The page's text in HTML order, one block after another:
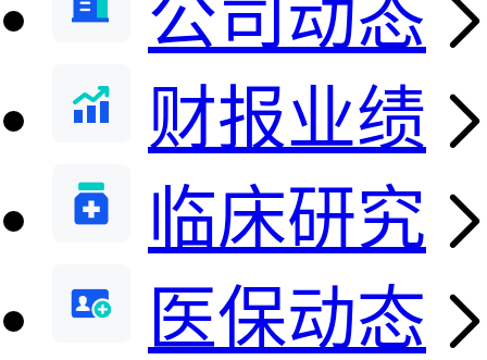
公司动态
财报业绩
临床研究
医保动态